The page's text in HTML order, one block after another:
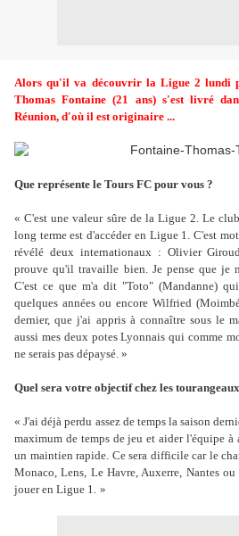
Alors qu'il va découvrir la Ligue 2 lundi
Thomas Fontaine (21 ans) s'est livré
Réunion, d'où il est originaire ...
Que représente le Tours FC pour vous ?
« C'est une valeur sûre de la Ligue 2. Le
long terme est d'accéder en Ligue 1. C'est
révélé deux internationaux : Olivier
prouve qu'il travaille bien. Je pense que je
C'est ce que m'a dit "Toto" (Mandanne)
quelques années ou encore Wilfried
dernier, que j'ai appris à connaître sous le
aussi mes deux potes Lyonnais qui comme
ne serais pas dépaysé. »
Quel sera votre objectif chez les
« J'ai déjà perdu assez de temps la saison
maximum de temps de jeu et aider l'équipe
un maintien rapide. Ce sera difficile car le
Monaco, Lens, Le Havre, Auxerre, Nantes
jouer en Ligue 1. »